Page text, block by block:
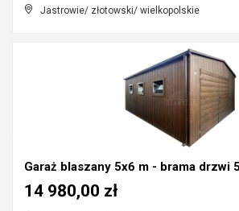
Jastrowie/ złotowski/ wielkopolskie
Garaż blaszany 5x6 m - brama drzwi
14 980,00 zł